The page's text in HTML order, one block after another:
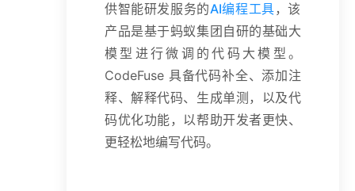
供智能研发服务的AI编程工具 ，该
产品是基于蚂蚁集团自研的基础大
模型进行微调的代码大模型。
CodeFuse 具备代码补全、添加注
释、解释代码、生成单测，以及代
码优化功能，以帮助开发者更快、
更轻松地编写代码。